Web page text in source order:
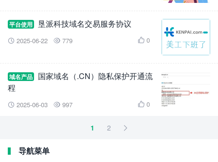
平台使用 垦派科技域名交易服务协议
 2025-06-22  779  0
域名产品
国家域名（.CN）隐私保护开通流
程
 2025-06-03  997  0
1 2 
导航菜单